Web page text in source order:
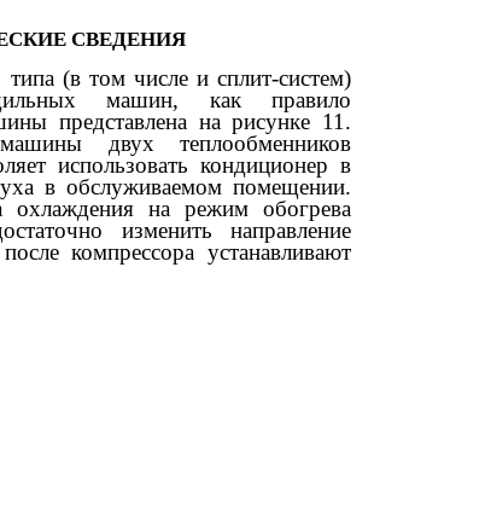
СВЕДЕНИЯ
(в том числе и сплит-систем)
машин, как правило
представлена на рисунке 11.
двух теплообменников
использовать кондиционер в
в обслуживаемом помещении.
охлаждения на режим обогрева
изменить направление
компрессора устанавливают